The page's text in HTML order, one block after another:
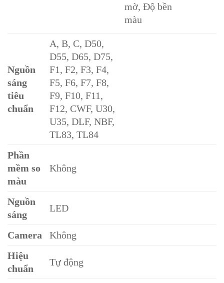
mờ, Độ bền
màu
Nguồn
sáng
tiêu
chuẩn
A, B, C, D50,
D55, D65, D75,
F1, F2, F3, F4,
F5, F6, F7, F8,
F9, F10, F11,
F12, CWF, U30,
U35, DLF, NBF,
TL83, TL84
Phần
mềm so
màu
Không
Nguồn
sáng
LED
Camera
Không
Hiệu
chuẩn
Tự động